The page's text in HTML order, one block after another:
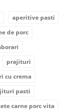
aperitive pasti
de porc
prajituri
cu crema
pasti
carne porc vita